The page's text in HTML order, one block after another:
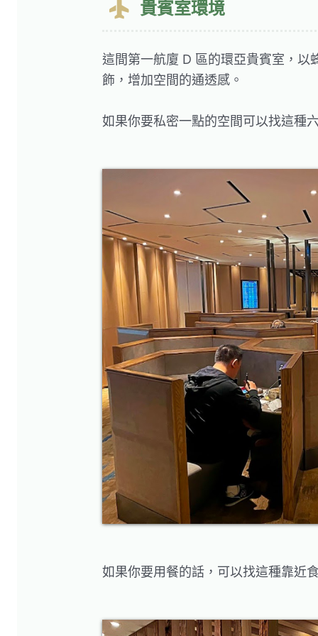
貴賓室環境
這間第一航廈 D 區的環亞貴賓室，以
飾，增加空間的通透感。
如果你要私密一點的空間可以找這種
如果你要用餐的話，可以找這種靠近